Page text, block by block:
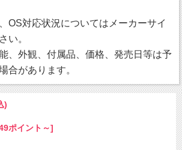
OS対応状況についてはメーカーサイ
い。
、外観、付属品、価格、発売日等は予
合があります。
)
ポイント～]